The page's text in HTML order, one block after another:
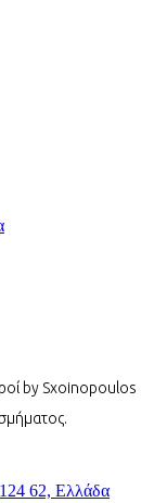
by Sxoinopoulos
62, Ελλάδα